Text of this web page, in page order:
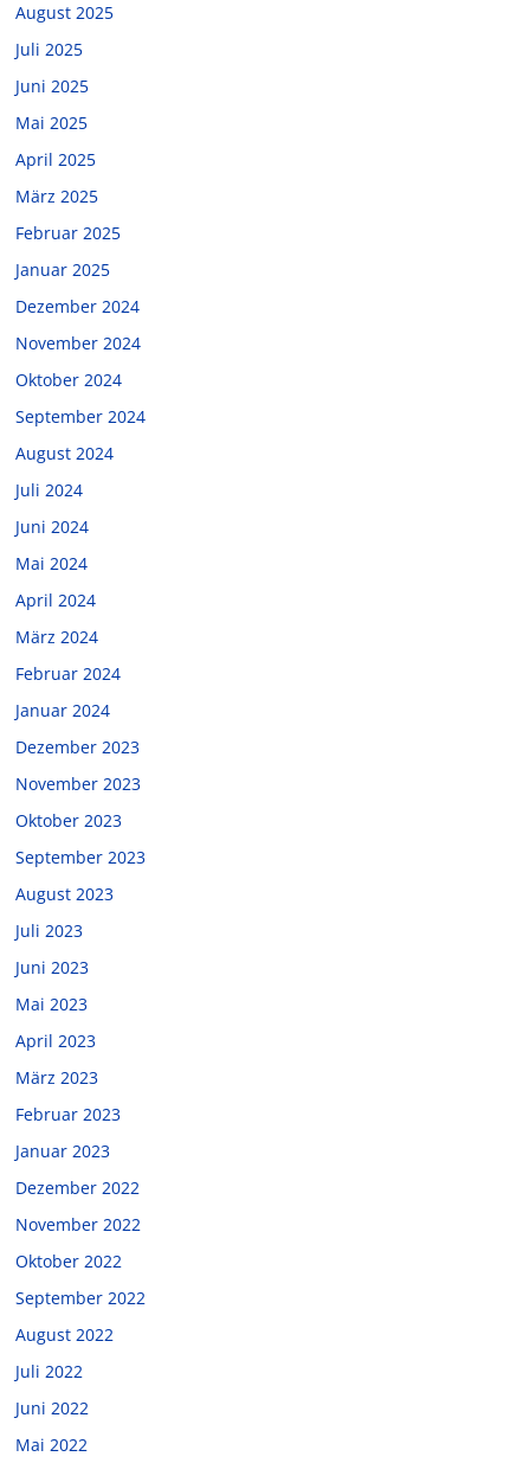
August 2025
Juli 2025
Juni 2025
Mai 2025
April 2025
März 2025
Februar 2025
Januar 2025
Dezember 2024
November 2024
Oktober 2024
September 2024
August 2024
Juli 2024
Juni 2024
Mai 2024
April 2024
März 2024
Februar 2024
Januar 2024
Dezember 2023
November 2023
Oktober 2023
September 2023
August 2023
Juli 2023
Juni 2023
Mai 2023
April 2023
März 2023
Februar 2023
Januar 2023
Dezember 2022
November 2022
Oktober 2022
September 2022
August 2022
Juli 2022
Juni 2022
Mai 2022